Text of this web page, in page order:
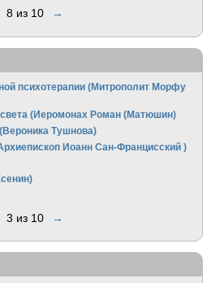
8 из 10 →
психотерапии (Митрополит Морфу
света (Иеромонах Роман (Матюшин)
Тушнова)
Иоанн Сан-Францисский )
3 из 10 →